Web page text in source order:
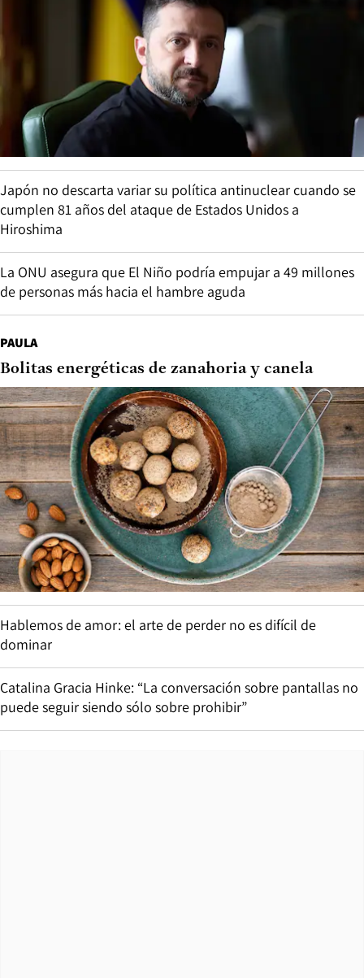
Japón no descarta variar su política antinuclear cuando se
cumplen 81 años del ataque de Estados Unidos a
Hiroshima
La ONU asegura que El Niño podría empujar a 49 millones
de personas más hacia el hambre aguda
PAULA
Bolitas energéticas de zanahoria y canela
Hablemos de amor: el arte de perder no es difícil de
dominar
Catalina Gracia Hinke: “La conversación sobre pantallas no
puede seguir siendo sólo sobre prohibir”